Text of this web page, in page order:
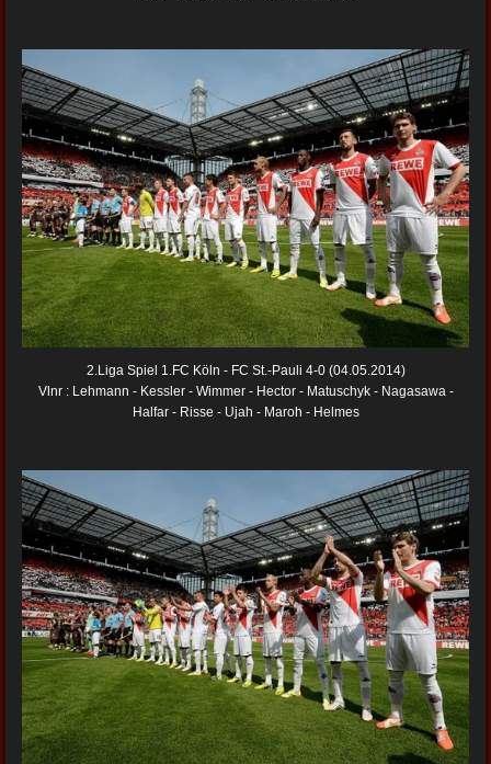
2.Liga Spiel 1.FC Köln - FC St.-Pauli 4-0 (04.05.2014)
Vlnr : Lehmann - Kessler - Wimmer - Hector - Matuschyk - Nagasawa -
Halfar - Risse - Ujah - Maroh - Helmes